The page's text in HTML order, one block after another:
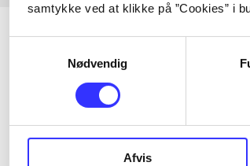
samtykke ved at klikke på ”Cookies” i
Nødvendig
Afvis
...
...